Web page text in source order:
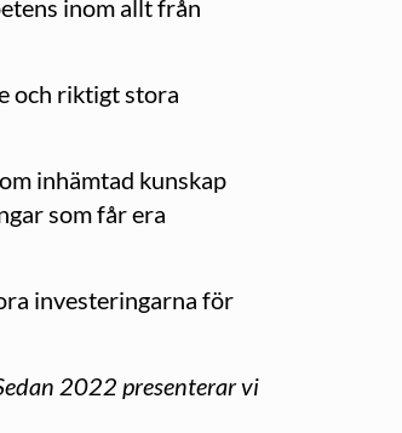
inom allt från
och riktigt stora
inhämtad kunskap
som får era
investeringarna för
2022 presenterar vi